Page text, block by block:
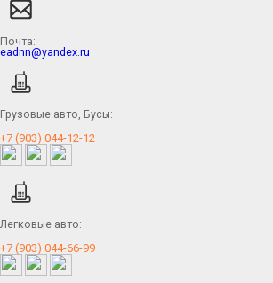
Почта:
eadnn@yandex.ru
Грузовые авто, Бусы:
+7 (903) 044-12-12
Легковые авто:
+7 (903) 044-66-99